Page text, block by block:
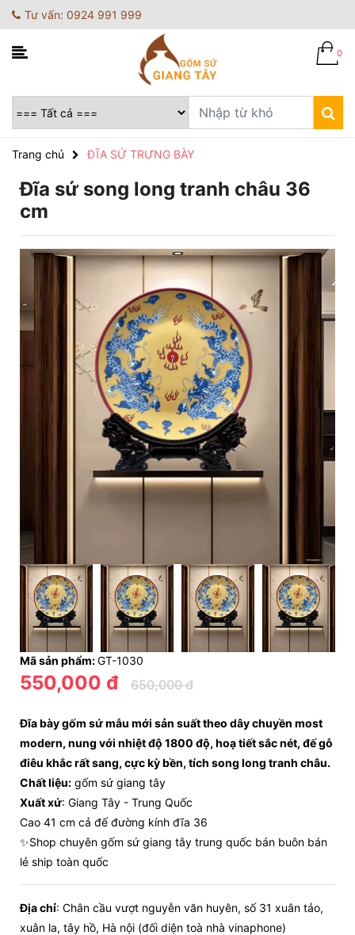
Tư vấn: 0924 991 999
0
Trang chủ ĐĨA SỨ TRƯNG BÀY
Đĩa sứ song long tranh châu 36
cm
Mã sản phẩm:GT-1030
550,000 đ 650,000 đ
Đĩa bày gốm sứ mẫu mới sản suất theo dây chuyền most
modern, nung với nhiệt độ 1800 độ, hoạ tiết sắc nét, đế gỗ
điêu khắc rất sang, cực kỳ bền, tích song long tranh châu.
Chất liệu: gốm sứ giang tây
Xuất xứ: Giang Tây - Trung Quốc
Cao 41 cm cả đế đường kính đĩa 36
✨Shop chuyên gốm sứ giang tây trung quốc bán buôn bán
lẻ ship toàn quốc
Địa chỉ: Chân cầu vượt nguyễn văn huyên, số 31 xuân tảo,
xuân la, tây hồ, Hà nội (đối diện toà nhà vinaphone)